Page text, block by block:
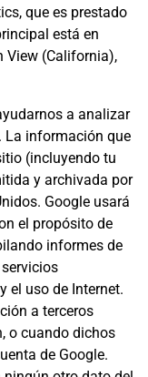
que es prestado
está en
View (California),
a analizar
La información que
(incluyendo tu
y archivada por
Google usará
el propósito de
informes de
el uso de Internet.
a terceros
o cuando dichos
de Google.